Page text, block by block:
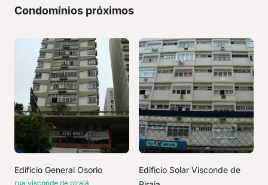
Condomínios próximos
Edificio General Osorio
rua visconde de pirajá
Edificio Solar Visconde de